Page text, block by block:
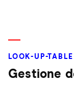
LOOK-UP-TABLE
Gestione